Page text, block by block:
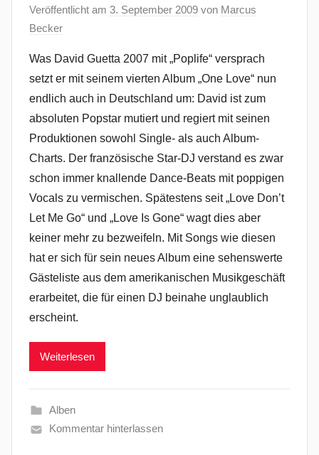
Veröffentlicht am 3. September 2009 von Marcus
Becker
Was David Guetta 2007 mit „Poplife“ versprach
setzt er mit seinem vierten Album „One Love“ nun
endlich auch in Deutschland um: David ist zum
absoluten Popstar mutiert und regiert mit seinen
Produktionen sowohl Single- als auch Album-
Charts. Der französische Star-DJ verstand es zwar
schon immer knallende Dance-Beats mit poppigen
Vocals zu vermischen. Spätestens seit „Love Don’t
Let Me Go“ und „Love Is Gone“ wagt dies aber
keiner mehr zu bezweifeln. Mit Songs wie diesen
hat er sich für sein neues Album eine sehenswerte
Gästeliste aus dem amerikanischen Musikgeschäft
erarbeitet, die für einen DJ beinahe unglaublich
erscheint.
Weiterlesen
Alben
Kommentar hinterlassen